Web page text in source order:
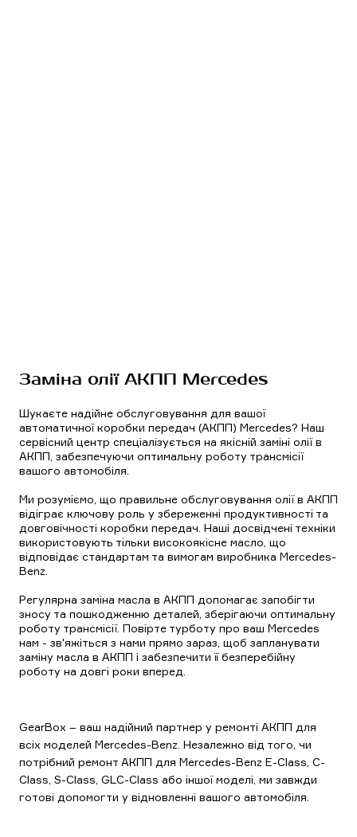
Заміна олії АКПП Mercedes
Шукаєте надійне обслуговування для вашої
автоматичної коробки передач (АКПП) Mercedes? Наш
сервісний центр спеціалізується на якісній заміні олії в
АКПП, забезпечуючи оптимальну роботу трансмісії
вашого автомобіля.
Ми розуміємо, що правильне обслуговування олії в АКПП
відіграє ключову роль у збереженні продуктивності та
довговічності коробки передач. Наші досвідчені техніки
використовують тільки високоякісне масло, що
відповідає стандартам та вимогам виробника Mercedes-
Benz.
Регулярна заміна масла в АКПП допомагає запобігти
зносу та пошкодженню деталей, зберігаючи оптимальну
роботу трансмісії. Повірте турботу про ваш Mercedes
нам - зв'яжіться з нами прямо зараз, щоб запланувати
заміну масла в АКПП і забезпечити її безперебійну
роботу на довгі роки вперед.
GearBox – ваш надійний партнер у ремонті АКПП для
всіх моделей Mercedes-Benz. Незалежно від того, чи
потрібний ремонт АКПП для Mercedes-Benz E-Class, C-
Class, S-Class, GLC-Class або іншої моделі, ми завжди
готові допомогти у відновленні вашого автомобіля.